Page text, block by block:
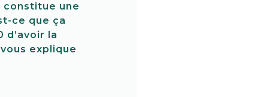
constitue une
ce que ça
d’avoir la
explique